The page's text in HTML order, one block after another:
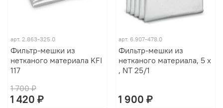
арт. 2.863-325.0
Фильтр-мешки из
нетканого материала KFI
117
1 700 ₽
1 420 ₽
арт. 6.907-478.0
Фильтр-мешки из
нетканого материала, 5 x
, NT 25/1
1 900 ₽